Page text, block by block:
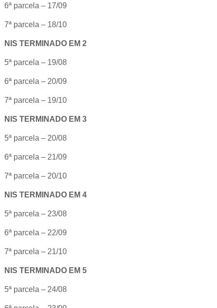
6ª parcela – 17/09
7ª parcela – 18/10
NIS TERMINADO EM 2
5ª parcela – 19/08
6ª parcela – 20/09
7ª parcela – 19/10
NIS TERMINADO EM 3
5ª parcela – 20/08
6ª parcela – 21/09
7ª parcela – 20/10
NIS TERMINADO EM 4
5ª parcela – 23/08
6ª parcela – 22/09
7ª parcela – 21/10
NIS TERMINADO EM 5
5ª parcela – 24/08